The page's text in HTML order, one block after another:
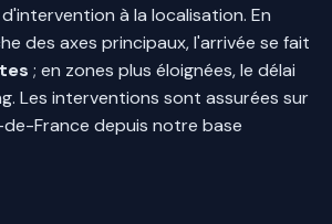
à la localisation. En
des axes principaux, l'arrivée se fait
; en zones plus éloignées, le délai
Les interventions sont assurées sur
de-France depuis notre base